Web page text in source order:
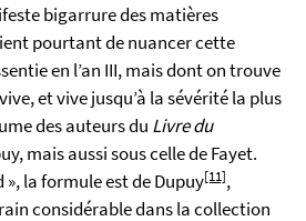
bigarrure des matières
pourtant de nuancer cette
en l’an III, mais dont on trouve
et vive jusqu’à la sévérité la plus
des auteurs du Livre du
mais aussi sous celle de Fayet.
», la formule est de Dupuy[11],
considérable dans la collection